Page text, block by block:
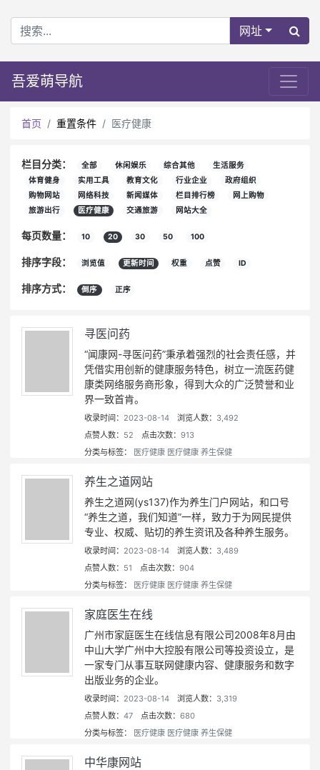
网址
吾爱萌导航
首页 重置条件 医疗健康
栏目分类： 全部 休闲娱乐 综合其他
生活服务
体育健身
实用工具 教育文化 行业企业
政府组织
购物网站
网络科技 新闻媒体 栏目排行榜
网上购物
旅游出行
医疗健康 交通旅游 网站大全
每页数量： 10 20 30 50 100
排序字段： 浏览值 更新时间 权重 点赞 ID
排序方式： 倒序 正序
寻医问药
“闻康网-寻医问药”秉承着强烈的社会责任感，并
凭借实用创新的健康服务特色，树立一流医药健
康类网络服务商形象，得到大众的广泛赞誉和业
界一致首肯。
收录时间： 2023-08-14 浏览人数： 3,492
点赞人数： 52 点击次数： 913
分类与标签：
医疗健康 医疗健康 养生保健
养生之道网站
养生之道网(ys137)作为养生门户网站，和口号
“养生之道，我们知道”一样，致力于为网民提供
专业、权威、贴切的养生资讯及各种养生服务。
收录时间： 2023-08-14 浏览人数： 3,489
点赞人数： 51 点击次数： 904
分类与标签：
医疗健康 医疗健康 养生保健
家庭医生在线
广州市家庭医生在线信息有限公司2008年8月由
中山大学广州中大控股有限公司等投资设立，是
一家专门从事互联网健康内容、健康服务和数字
出版业务的企业。
收录时间： 2023-08-14 浏览人数： 3,319
点赞人数： 47 点击次数： 680
分类与标签：
医疗健康 医疗健康 养生保健
中华康网站